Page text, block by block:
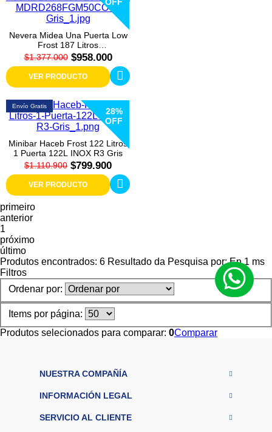
Nevera Midea Una Puerta Low
Frost 187 Litros
MDRD268FGM50COW Gris
$1.377.000 $958.000
VER PRODUCTO
Envío Gratis
28%
OFF
Minibar Haceb Frost 122 Litros
1 Puerta 122L INOX R3 Gris
$1.110.900 $799.900
VER PRODUCTO
primeiro
anterior
1
próximo
último
Produtos encontrados: 6 Resultado da Pesquisa por: En 1 ms
Filtros
Ordenar por:
Items por página:
Produtos selecionados para comparar: 0Comparar
NUESTRA COMPAÑÍA
INFORMACIÓN LEGAL
SERVICIO AL CLIENTE